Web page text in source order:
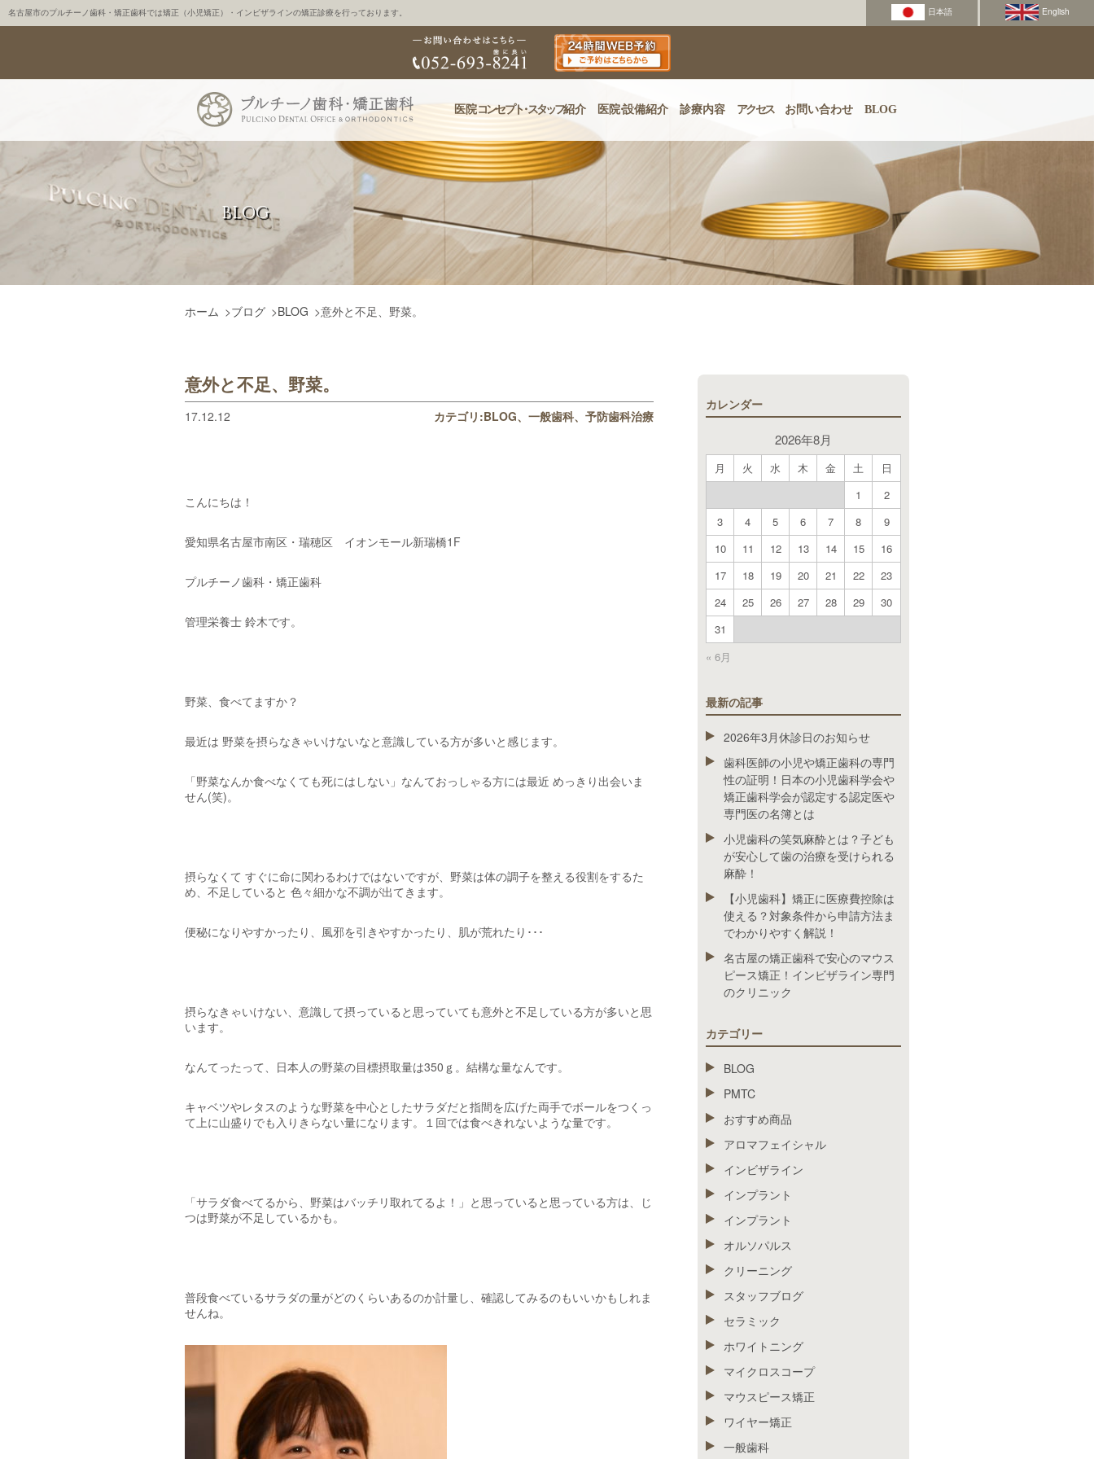
名古屋市のプルチーノ歯科・矯正歯科では矯正（小児矯正）・インビザラインの矯正診療を行っております。
医院コンセプト・スタッフ紹介 医院・設備紹介 診療内容 アクセス お問い合わせ BLOG
BLOG
ホーム >ブログ >BLOG >意外と不足、野菜。
意外と不足、野菜。
17.12.12 カテゴリ:BLOG 一般歯科 予防歯科治療
こんにちは！
愛知県名古屋市南区・瑞穂区 イオンモール新瑞橋1F
プルチーノ歯科・矯正歯科
管理栄養士 鈴木です。
野菜、食べてますか？
最近は 野菜を摂らなきゃいけないなと意識している方が多いと感じます。
「野菜なんか食べなくても死にはしない」なんておっしゃる方には最近 めっきり出会いま
せん(笑)。
摂らなくて すぐに命に関わるわけではないですが、野菜は体の調子を整える役割をするた
め、不足していると 色々細かな不調が出てきます。
便秘になりやすかったり、風邪を引きやすかったり、肌が荒れたり･･･
摂らなきゃいけない、意識して摂っていると思っていても意外と不足している方が多いと思
います。
なんてったって、日本人の野菜の目標摂取量は350ｇ。結構な量なんです。
キャベツやレタスのような野菜を中心としたサラダだと指間を広げた両手でボールをつくっ
て上に山盛りでも入りきらない量になります。１回では食べきれないような量です。
「サラダ食べてるから、野菜はバッチリ取れてるよ！」と思っていると思っている方は、じ
つは野菜が不足しているかも。
普段食べているサラダの量がどのくらいあるのか計量し、確認してみるのもいいかもしれま
せんね。
カレンダー
2026年8月
月 火 水 木 金 土 日
« 6月
1
2
3
4 5 6 7 8
9
10
11 12 13 14 15
16
17
18 19 20 21 22
23
24
25 26 27 28 29
30
31
最新の記事
2026年3月休診日のお知らせ
歯科医師の小児や矯正歯科の専門
性の証明！日本の小児歯科学会や
矯正歯科学会が認定する認定医や
専門医の名簿とは
小児歯科の笑気麻酔とは？子ども
が安心して歯の治療を受けられる
麻酔！
【小児歯科】矯正に医療費控除は
使える？対象条件から申請方法ま
でわかりやすく解説！
名古屋の矯正歯科で安心のマウス
ピース矯正！インビザライン専門
のクリニック
カテゴリー
BLOG
PMTC
おすすめ商品
アロマフェイシャル
インビザライン
インプラント
インプラント
オルソパルス
クリーニング
スタッフブログ
セラミック
ホワイトニング
マイクロスコープ
マウスピース矯正
ワイヤー矯正
一般歯科